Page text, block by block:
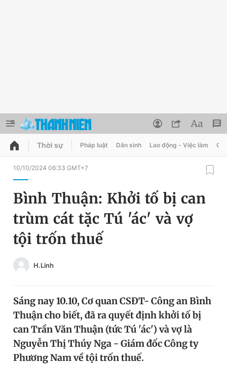
QUẢNG CÁO
Chuyên mục
Chuyên mục khác
Chào ngày mới
Video Magazine
Sản phẩm khác
Đổi mật khẩu
Tin đã lưu
Thời sự Pháp luật Dân sinh Lao động - Việc làm
10/10/2024 06:33 GMT+7
Bình Thuận: Khởi tố bị can
trùm cát tặc Tú 'ác' và vợ
tội trốn thuế
H.Linh
Sáng nay 10.10, Cơ quan CSĐT- Công an Bình
Thuận cho biết, đã ra quyết định khởi tố bị
can Trần Văn Thuận (tức Tú 'ác') và vợ là
Nguyễn Thị Thúy Nga - Giám đốc Công ty
Phương Nam về tội trốn thuế.